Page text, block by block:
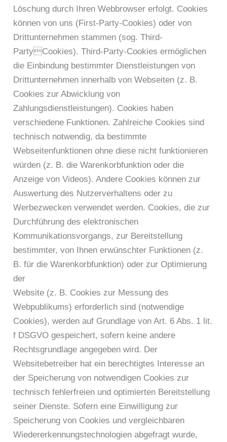
Löschung durch Ihren Webbrowser erfolgt. Cookies
können von uns (First-Party-Cookies) oder von
Drittunternehmen stammen (sog. Third-
PartyCookies). Third-Party-Cookies ermöglichen
die Einbindung bestimmter Dienstleistungen von
Drittunternehmen innerhalb von Webseiten (z. B.
Cookies zur Abwicklung von
Zahlungsdienstleistungen). Cookies haben
verschiedene Funktionen. Zahlreiche Cookies sind
technisch notwendig, da bestimmte
Webseitenfunktionen ohne diese nicht funktionieren
würden (z. B. die Warenkorbfunktion oder die
Anzeige von Videos). Andere Cookies können zur
Auswertung des Nutzerverhaltens oder zu
Werbezwecken verwendet werden. Cookies, die zur
Durchführung des elektronischen
Kommunikationsvorgangs, zur Bereitstellung
bestimmter, von Ihnen erwünschter Funktionen (z.
B. für die Warenkorbfunktion) oder zur Optimierung
der
Website (z. B. Cookies zur Messung des
Webpublikums) erforderlich sind (notwendige
Cookies), werden auf Grundlage von Art. 6 Abs. 1 lit.
f DSGVO gespeichert, sofern keine andere
Rechtsgrundlage angegeben wird. Der
Websitebetreiber hat ein berechtigtes Interesse an
der Speicherung von notwendigen Cookies zur
technisch fehlerfreien und optimierten Bereitstellung
seiner Dienste. Sofern eine Einwilligung zur
Speicherung von Cookies und vergleichbaren
Wiedererkennungstechnologien abgefragt wurde,